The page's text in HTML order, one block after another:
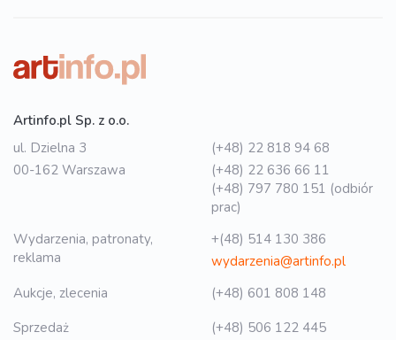
Artinfo.pl Sp. z o.o.
ul. Dzielna 3
00-162 Warszawa
(+48) 22 818 94 68
(+48) 22 636 66 11
(+48) 797 780 151 (odbiór
prac)
Wydarzenia, patronaty,
reklama
+(48) 514 130 386
wydarzenia@artinfo.pl
Aukcje, zlecenia
(+48) 601 808 148
Sprzedaż
(+48) 506 122 445